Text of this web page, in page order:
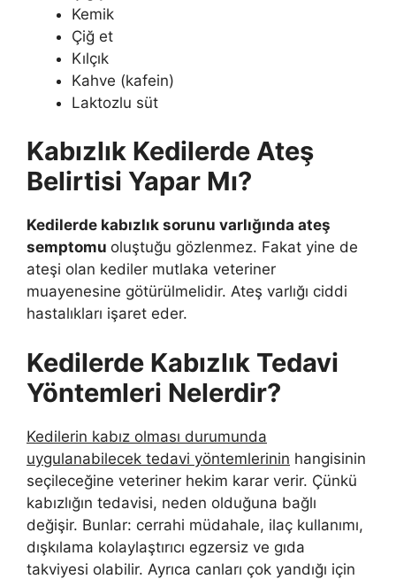
Kemik
Çiğ et
Kılçık
Kahve (kafein)
Laktozlu süt
Kabızlık Kedilerde Ateş
Belirtisi Yapar Mı?
Kedilerde kabızlık sorunu varlığında ateş
semptomu oluştuğu gözlenmez. Fakat yine de
ateşi olan kediler mutlaka veteriner
muayenesine götürülmelidir. Ateş varlığı ciddi
hastalıkları işaret eder.
Kedilerde Kabızlık Tedavi
Yöntemleri Nelerdir?
Kedilerin kabız olması durumunda
uygulanabilecek tedavi yöntemlerinin hangisinin
seçileceğine veteriner hekim karar verir. Çünkü
kabızlığın tedavisi, neden olduğuna bağlı
değişir. Bunlar: cerrahi müdahale, ilaç kullanımı,
dışkılama kolaylaştırıcı egzersiz ve gıda
takviyesi olabilir. Ayrıca canları çok yandığı için